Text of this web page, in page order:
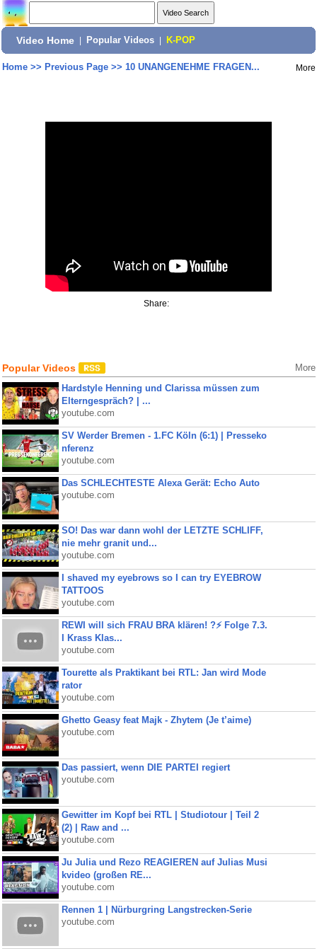
Video Home Popular Videos K-POP
Home>> Previous Page>> 10 UNANGENEHME FRAGEN... More
Share:
Popular Videos More
Hardstyle Henning und Clarissa müssen zum
Elterngespräch? | ...
youtube.com
SV Werder Bremen - 1.FC Köln (6:1) | Presseko
nferenz
youtube.com
Das SCHLECHTESTE Alexa Gerät: Echo Auto
youtube.com
SO! Das war dann wohl der LETZTE SCHLIFF,
nie mehr granit und...
youtube.com
I shaved my eyebrows so I can try EYEBROW
TATTOOS
youtube.com
REWI will sich FRAU BRA klären! ?⚡️ Folge 7.3.
I Krass Klas...
youtube.com
Tourette als Praktikant bei RTL: Jan wird Mode
rator
youtube.com
Ghetto Geasy feat Majk - Zhytem (Je t’aime)
youtube.com
Das passiert, wenn DIE PARTEI regiert
youtube.com
Gewitter im Kopf bei RTL | Studiotour | Teil 2
(2) | Raw and ...
youtube.com
Ju Julia und Rezo REAGIEREN auf Julias Musi
kvideo (großen RE...
youtube.com
Rennen 1 | Nürburgring Langstrecken-Serie
youtube.com